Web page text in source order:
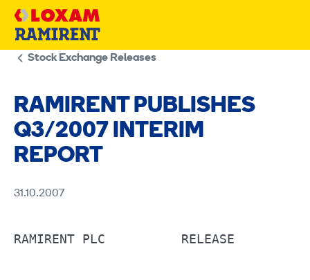
Skip
Stock Exchange Releases
RAMIRENT PUBLISHES
Q3/2007 INTERIM
REPORT
31.10.2007
RAMIRENT PLC	      RELEASE     	31.10.2007